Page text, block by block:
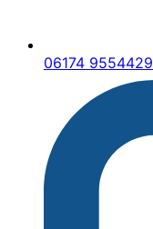
06174 9554429